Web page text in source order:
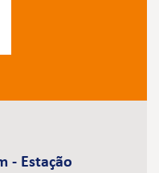
- Estação